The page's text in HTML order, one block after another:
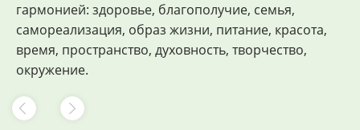
гармонией: здоровье, благополучие, семья,
самореализация, образ жизни, питание, красота,
время, пространство, духовность, творчество,
окружение.